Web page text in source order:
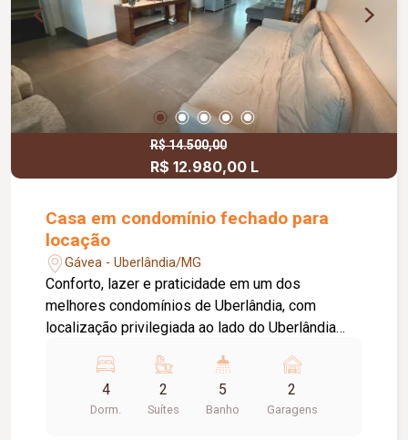
R$ 14.500,00
R$ 12.980,00 L
Casa em condomínio fechado para
locação
Gávea - Uberlândia/MG
Conforto, lazer e praticidade em um dos
melhores condomínios de Uberlândia, com
localização privilegiada ao lado do Uberlândia
suite principal com hidromassagem dupla,
escritório privativo ao lado da suite máster, 03
salas amplas sendo a sala de estar, jantar e tv,
4
Dorm.
2
Suítes
5
Banho
2
Garagens